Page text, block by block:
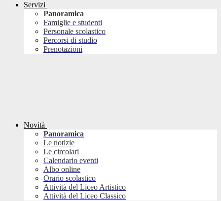
Servizi
Panoramica
Famiglie e studenti
Personale scolastico
Percorsi di studio
Prenotazioni
Novità
Panoramica
Le notizie
Le circolari
Calendario eventi
Albo online
Orario scolastico
Attività del Liceo Artistico
Attività del Liceo Classico